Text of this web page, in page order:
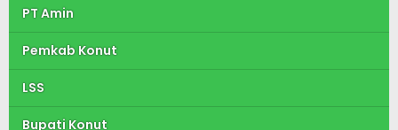
PT Amin
Pemkab Konut
LSS
Bupati Konut